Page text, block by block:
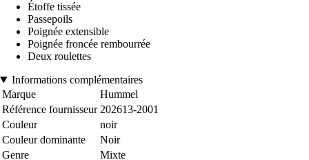
Étoffe tissée
Passepoils
Poignée extensible
Poignée froncée rembourrée
Deux roulettes
Informations complémentaires
Marque
Hummel
Référence fournisseur 202613-2001
Couleur
noir
Couleur dominante
Noir
Genre
Mixte